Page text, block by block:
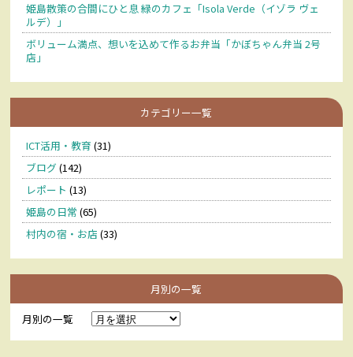
姫島散策の合間にひと息 緑のカフェ「Isola Verde（イゾラ ヴェ
ルデ）」
ボリューム満点、想いを込めて作るお弁当「かぼちゃん弁当 2号
店」
カテゴリー一覧
ICT活用・教育 (31)
ブログ (142)
レポート (13)
姫島の日常 (65)
村内の宿・お店 (33)
月別の一覧
月別の一覧